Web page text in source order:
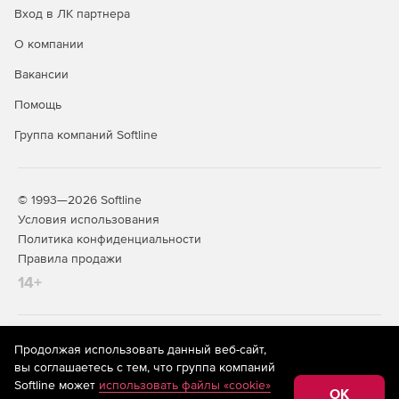
совместимых с конкретной платформой.
Burstek LogAnalyzer предоставляет возможность
генерирования подробных отчетов на уровне всего
или отдельного пользователя:
Итоговый отчет о работе предприятия.
Отчет по результатам аудита пользователей.
Вход в ЛК партнера
О компании
Вакансии
Помощь
Группа компаний Softline
© 1993—2026 Softline
Условия использования
Политика конфиденциальности
Правила продажи
14+
На информационном ресурсе store.softline.ru применяются
рекомендательные технологии
(информационные технологии
предоставления информации на основе сбора,
систематизации и анализа сведений, относящихся к
Продолжая использовать данный веб-сайт,
вы соглашаетесь с тем, что группа компаний
Softline может использовать файлы «cookie»
OK